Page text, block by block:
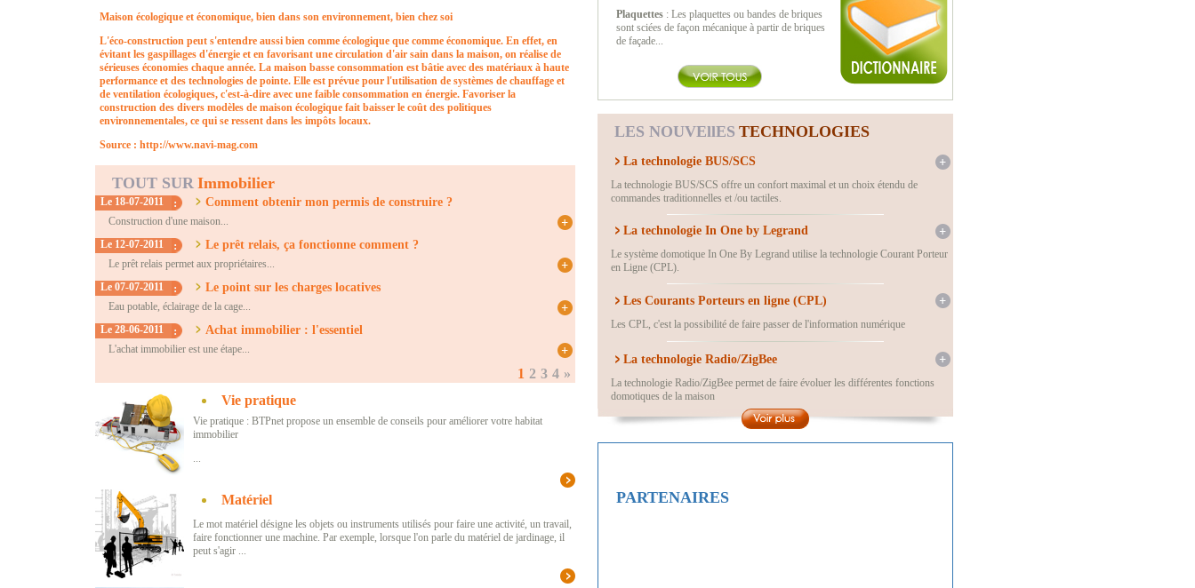
Maison écologique et économique, bien dans son environnement, bien chez soi
L'éco-construction peut s'entendre aussi bien comme écologique que comme économique. En effet, en
évitant les gaspillages d'énergie et en favorisant une circulation d'air sain dans la maison, on réalise de
sérieuses économies chaque année. La maison basse consommation est bâtie avec des matériaux à haute
performance et des technologies de pointe. Elle est prévue pour l'utilisation de systèmes de chauffage et
de ventilation écologiques, c'est-à-dire avec une faible consommation en énergie. Favoriser la
construction des divers modèles de maison écologique fait baisser le coût des politiques
environnementales, ce qui se ressent dans les impôts locaux.
Source : http://www.navi-mag.com
Vie pratique
Vie pratique : BTPnet propose un ensemble de conseils pour améliorer votre habitat
immobilier
...
Matériel
Le mot matériel désigne les objets ou instruments utilisés pour faire une activité, un travail,
faire fonctionner une machine. Par exemple, lorsque l'on parle du matériel de jardinage, il
peut s'agir ...
Plaquettes : Les plaquettes ou bandes de briques
sont sciées de façon mécanique à partir de briques
de façade...
LES NOUVEllES TECHNOLOGIES
La technologie BUS/SCS
La technologie BUS/SCS offre un confort maximal et un choix étendu de
commandes traditionnelles et /ou tactiles.
La technologie In One by Legrand
Le système domotique In One By Legrand utilise la technologie Courant Porteur
en Ligne (CPL).
Les Courants Porteurs en ligne (CPL)
Les CPL, c'est la possibilité de faire passer de l'information numérique
La technologie Radio/ZigBee
La technologie Radio/ZigBee permet de faire évoluer les différentes fonctions
domotiques de la maison
PARTENAIRES